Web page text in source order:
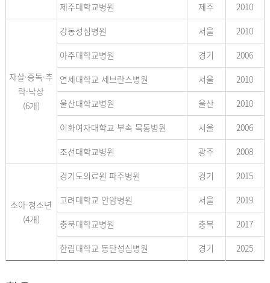
제주대학교병원
제주 2010
자살·중독·추
락·낙상
(6개)
강동성심병원 서울
2010
아주대학교병원
경기
2006
연세대학교 세브란스병원
서울
2010
울산대학교병원
울산
2010
이화여자대학교 부속 목동병원
서울
2006
조선대학교병원
광주 2008
소아·청소년
(4개)
경기도의료원 파주병원 경기
2015
고려대학교 안암병원
서울
2019
충북대학교병원
충북
2017
한림대학교 동탄성심병원
경기 2025